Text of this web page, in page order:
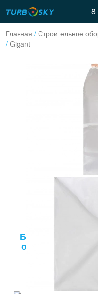
8
Главная / Строительное
/ Gigant
Биг-бэг Gigant
открытый, низ-